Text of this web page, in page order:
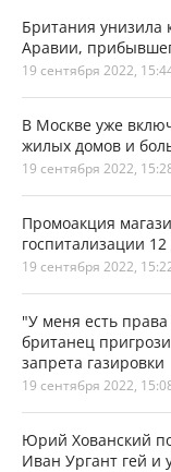
Британия унизила
Аравии,
19 сентября 2022,
В Москве уже
жилых домов и
19 сентября 2022,
Промоакция
госпитализации 12
19 сентября 2022,
"У меня есть
британец
запрета газировки
19 сентября 2022,
Юрий Хованский
Иван Ургант гей и